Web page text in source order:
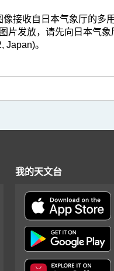
接收自日本气象厅的多
片发放，请先向日本气
Japan)。
我的天文台